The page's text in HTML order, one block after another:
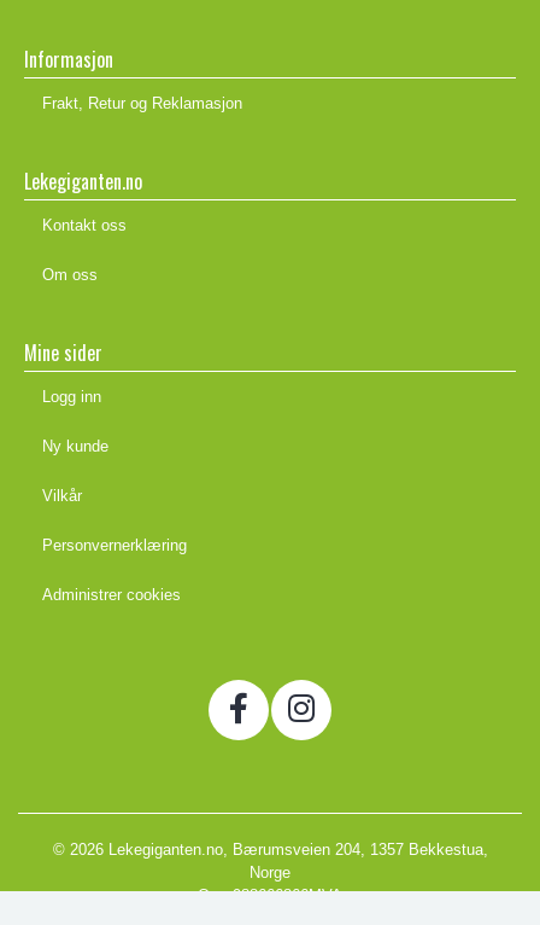
Informasjon
Frakt, Retur og Reklamasjon
Lekegiganten.no
Kontakt oss
Om oss
Mine sider
Logg inn
Ny kunde
Vilkår
Personvernerklæring
Administrer cookies
© 2026 Lekegiganten.no, Bærumsveien 204, 1357 Bekkestua,
Norge
Org. 988666866MVA